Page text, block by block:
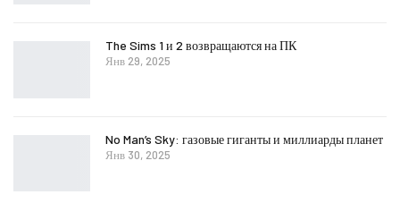
The Sims 1 и 2 возвращаются на ПК
Янв 29, 2025
No Man’s Sky: газовые гиганты и миллиарды планет
Янв 30, 2025